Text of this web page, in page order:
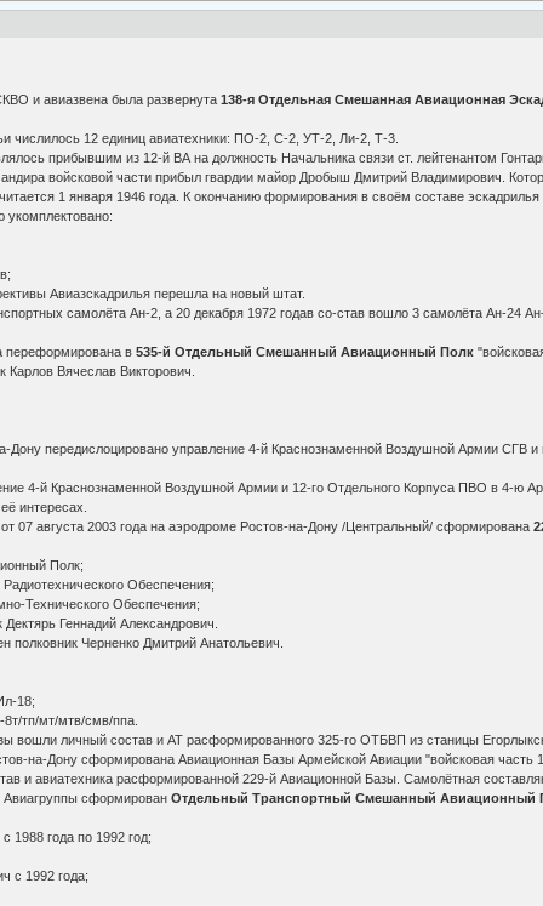
и авиазвена была развернута138-я Отдельная Смешанная Авиационная
числилось 12 единиц авиатехники: ПО-2, С-2, УТ-2, Ли-2, Т-3.
прибывшим из 12-й ВА на должность Начальника связи ст. лейтенантом
войсковой части прибыл гвардии майор Дробыш Дмитрий Владимирович.
1 января 1946 года. К окончанию формирования в своём составе
укомплектовано:
Авиазскадрилья перешла на новый штат.
самолёта Ан-2, а 20 декабря 1972 годав со-став вошло 3 самолёта Ан-24
переформирована в535-й Отдельный Смешанный Авиационный Полк
Карлов Вячеслав Викторович.
Дону передислоцировано управление 4-й Краснознаменной Воздушной Армии
4-й Краснознаменной Воздушной Армии и 12-го Отдельного Корпуса ПВО в 4-ю
интересах.
07 августа 2003 года на аэродроме Ростов-на-Дону /Центральный/ сформирована
Полк;
Обеспечения;
Технического Обеспечения;
Геннадий Александрович.
полковник Черненко Дмитрий Анатольевич.
18;
тп/мт/мтв/смв/ппа.
вошли личный состав и АТ расформированного 325-го ОТБВП из станицы
на-Дону сформирована Авиационная Базы Армейской Авиации "войсковая часть
и авиатехника расформированной 229-й Авиационной Базы. Самолётная
Авиагруппы сформированОтдельный Транспортный Смешанный Авиационный
1988 года по 1992 год;
с 1992 года;